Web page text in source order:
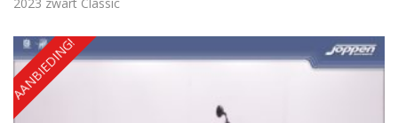
2023 zwart Classic
AANBIEDING!